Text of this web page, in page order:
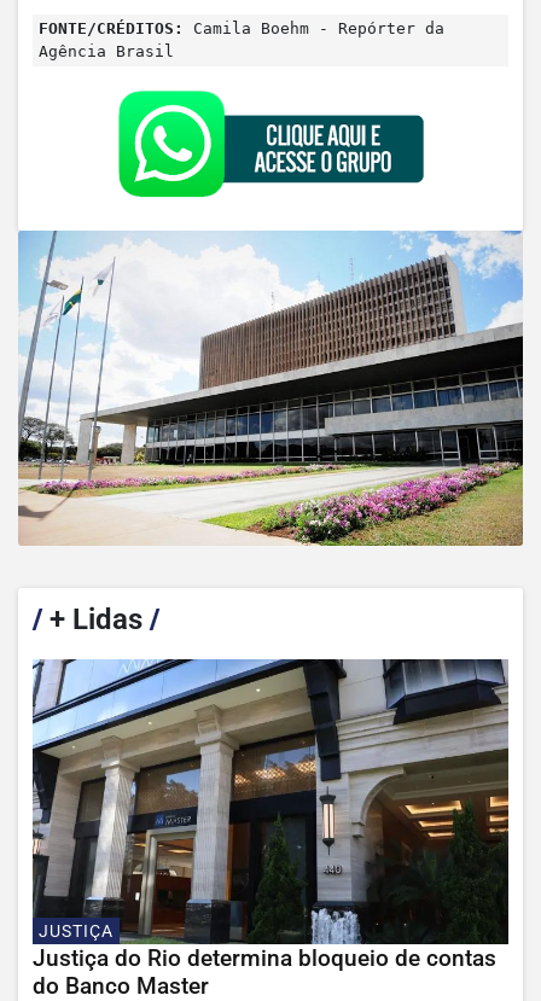
FONTE/CRÉDITOS:
Camila Boehm - Repórter da
Agência Brasil
/+ Lidas /
JUSTIÇA
Justiça do Rio determina bloqueio de contas
do Banco Master